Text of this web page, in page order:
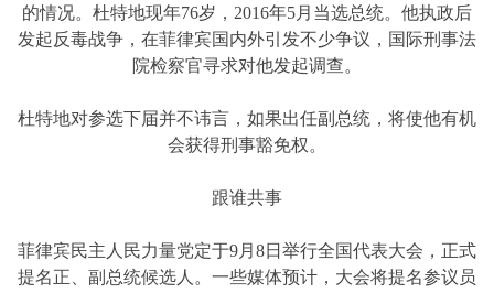
的情况。杜特地现年76岁，2016年5月当选总统。他执政后
发起反毒战争，在菲律宾国内外引发不少争议，国际刑事法
院检察官寻求对他发起调查。
杜特地对参选下届并不讳言，如果出任副总统，将使他有机
会获得刑事豁免权。
跟谁共事
菲律宾民主人民力量党定于9月8日举行全国代表大会，正式
提名正、副总统候选人。一些媒体预计，大会将提名参议员